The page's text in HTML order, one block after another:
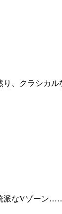
、クラシカ
なVゾーン